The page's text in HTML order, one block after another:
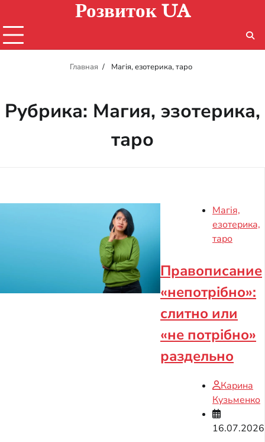
содержимому
Розвиток UA
Главная Магія, езотерика, таро
Рубрика: Магия, эзотерика,
таро
Магія,
езотерика,
таро
Правописание
«непотрібно»:
слитно или
«не потрібно»
раздельно
Карина
Кузьменко
16.07.2026